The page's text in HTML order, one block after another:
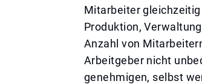
Mitarbeiter
Produktion,
Anzahl von
Arbeitgeber nicht
genehmigen, selbst